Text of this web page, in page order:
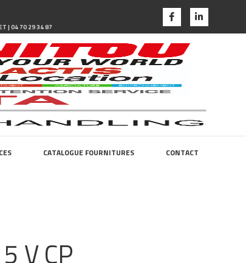
| 04 70 29 34 87
CATALOGUE FOURNITURES CONTACT
V CP